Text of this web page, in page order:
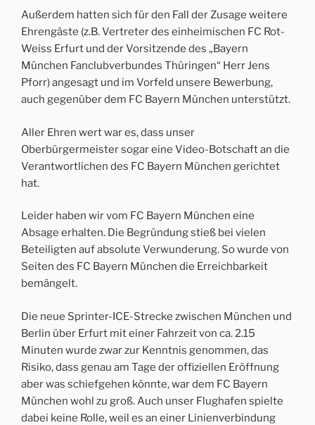
Außerdem hatten sich für den Fall der Zusage weitere
Ehrengäste (z.B. Vertreter des einheimischen FC Rot-
Weiss Erfurt und der Vorsitzende des „Bayern
München Fanclubverbundes Thüringen“ Herr Jens
Pforr) angesagt und im Vorfeld unsere Bewerbung,
auch gegenüber dem FC Bayern München unterstützt.
Aller Ehren wert war es, dass unser
Oberbürgermeister sogar eine Video-Botschaft an die
Verantwortlichen des FC Bayern München gerichtet
hat.
Leider haben wir vom FC Bayern München eine
Absage erhalten. Die Begründung stieß bei vielen
Beteiligten auf absolute Verwunderung. So wurde von
Seiten des FC Bayern München die Erreichbarkeit
bemängelt.
Die neue Sprinter-ICE-Strecke zwischen München und
Berlin über Erfurt mit einer Fahrzeit von ca. 2.15
Minuten wurde zwar zur Kenntnis genommen, das
Risiko, dass genau am Tage der offiziellen Eröffnung
aber was schiefgehen könnte, war dem FC Bayern
München wohl zu groß. Auch unser Flughafen spielte
dabei keine Rolle, weil es an einer Linienverbindung